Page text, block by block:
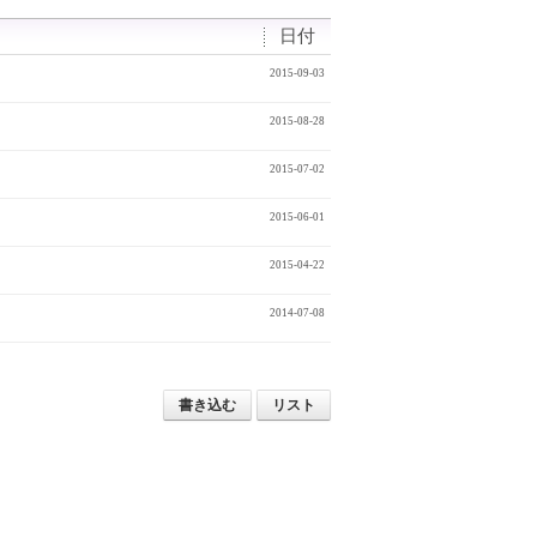
日付
2015-09-03
2015-08-28
2015-07-02
2015-06-01
2015-04-22
2014-07-08
書き込む リスト